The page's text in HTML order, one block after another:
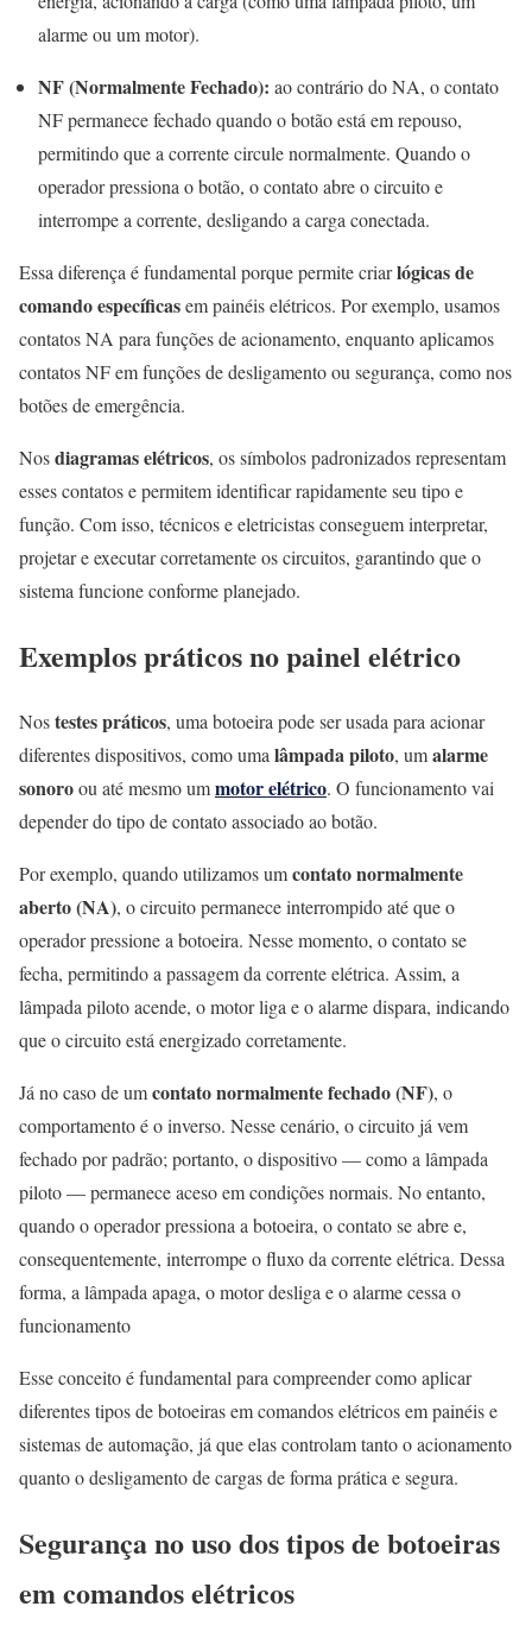
alarme ou um motor).
NF (Normalmente Fechado): ao contrário do NA, o contato
NF permanece fechado quando o botão está em repouso,
permitindo que a corrente circule normalmente. Quando o
operador pressiona o botão, o contato abre o circuito e
interrompe a corrente, desligando a carga conectada.
Essa diferença é fundamental porque permite criarlógicas de
comando específicasem painéis elétricos. Por exemplo, usamos
contatos NA para funções de acionamento, enquanto aplicamos
contatos NF em funções de desligamento ou segurança, como nos
botões de emergência.
Nosdiagramas elétricos, os símbolos padronizados representam
esses contatos e permitem identificar rapidamente seu tipo e
função. Com isso, técnicos e eletricistas conseguem interpretar,
projetar e executar corretamente os circuitos, garantindo que o
sistema funcione conforme planejado.
Exemplos práticos no painel elétrico
Nostestes práticos, uma botoeira pode ser usada para acionar
diferentes dispositivos, como umalâmpada piloto, umalarme
sonoroou até mesmo ummotor elétrico. O funcionamento vai
depender do tipo de contato associado ao botão.
Por exemplo, quando utilizamos umcontato normalmente
aberto (NA), o circuito permanece interrompido até que o
operador pressione a botoeira. Nesse momento, o contato se
fecha, permitindo a passagem da corrente elétrica. Assim, a
lâmpada piloto acende, o motor liga e o alarme dispara, indicando
que o circuito está energizado corretamente.
Já no caso de umcontato normalmente fechado (NF), o
comportamento é o inverso. Nesse cenário, o circuito já vem
fechado por padrão; portanto, o dispositivo — como a lâmpada
piloto — permanece aceso em condições normais. No entanto,
quando o operador pressiona a botoeira, o contato se abre e,
consequentemente, interrompe o fluxo da corrente elétrica. Dessa
forma, a lâmpada apaga, o motor desliga e o alarme cessa o
funcionamento
Esse conceito é fundamental para compreender como aplicar
diferentes tipos de botoeiras em comandos elétricos em painéis e
sistemas de automação, já que elas controlam tanto o acionamento
quanto o desligamento de cargas de forma prática e segura.
Segurança no uso dos tipos de botoeiras
em comandos elétricos